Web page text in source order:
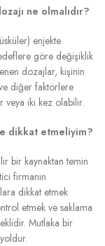
ne olmalıdır?
enjekte
göre değişiklik
dozajlar, kişinin
diğer faktörlere
veya iki kez olabilir.
dikkat etmeliyim?
bir kaynaktan temin
firmanın
dikkat etmek
etmek ve saklama
Mutlaka bir